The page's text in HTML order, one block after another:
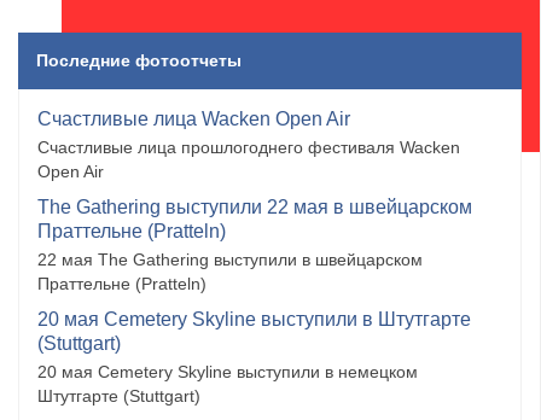
Последние фотоотчеты
Счастливые лица Wacken Open Air
Счастливые лица прошлогоднего фестиваля Wacken
Open Air
The Gathering выступили 22 мая в швейцарском
Праттельне (Pratteln)
22 мая The Gathering выступили в швейцарском
Праттельне (Pratteln)
20 мая Cemetery Skyline выступили в Штутгарте
(Stuttgart)
20 мая Cemetery Skyline выступили в немецком
Штутгарте (Stuttgart)